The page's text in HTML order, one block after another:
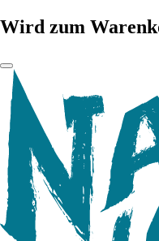
Wird zum